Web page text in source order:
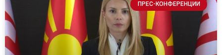
ПРЕС-КОНФЕРЕНЦИИ